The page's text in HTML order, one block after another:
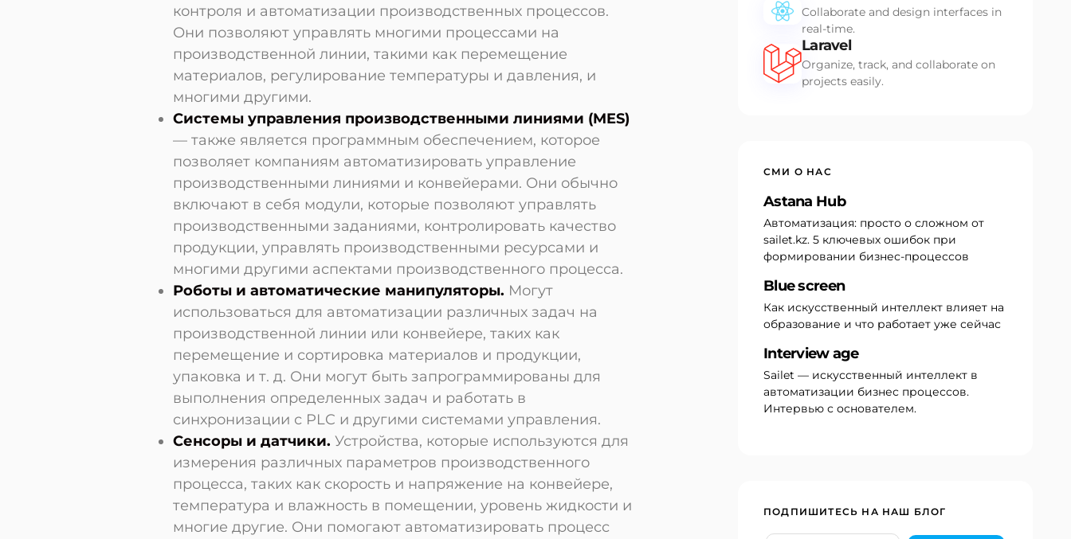
контроля и автоматизации производственных процессов.
Они позволяют управлять многими процессами на
производственной линии, такими как перемещение
материалов, регулирование температуры и давления, и
многими другими.
Системы управления производственными линиями (MES)
— также является программным обеспечением, которое
позволяет компаниям автоматизировать управление
производственными линиями и конвейерами. Они обычно
включают в себя модули, которые позволяют управлять
производственными заданиями, контролировать качество
продукции, управлять производственными ресурсами и
многими другими аспектами производственного процесса.
Роботы и автоматические манипуляторы. Могут
использоваться для автоматизации различных задач на
производственной линии или конвейере, таких как
перемещение и сортировка материалов и продукции,
упаковка и т. д. Они могут быть запрограммированы для
выполнения определенных задач и работать в
синхронизации с PLC и другими системами управления.
Сенсоры и датчики. Устройства, которые используются для
измерения различных параметров производственного
процесса, таких как скорость и напряжение на конвейере,
температура и влажность в помещении, уровень жидкости и
многие другие. Они помогают автоматизировать процесс
Collaborate and design interfaces in
real-time.
Laravel
Organize, track, and collaborate on
projects easily.
СМИ О НАС
Astana Hub
Автоматизация: просто о сложном от
sailet.kz. 5 ключевых ошибок при
формировании бизнес-процессов
Blue screen
Как искусственный интеллект влияет на
образование и что работает уже сейчас
Interview age
Sailet — искусственный интеллект в
автоматизации бизнес процессов.
Интервью с основателем.
ПОДПИШИТЕСЬ НА НАШ БЛОГ